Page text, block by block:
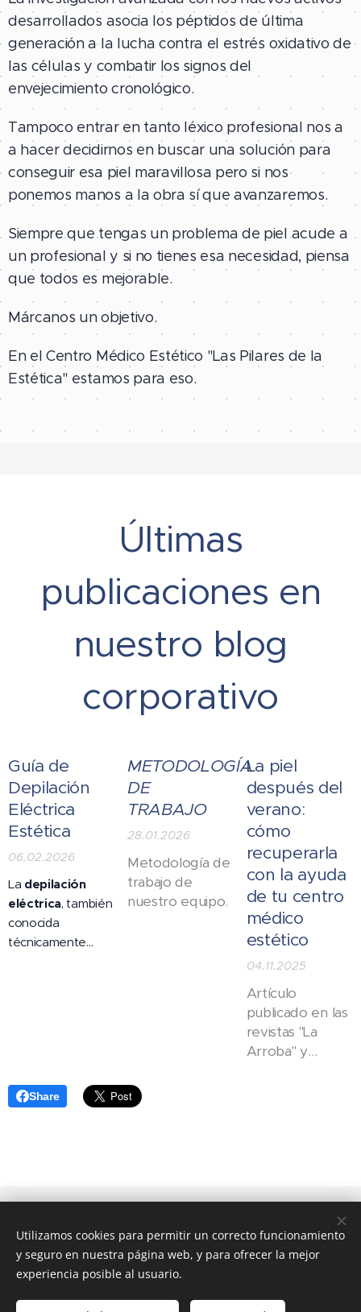
desarrollados asocia los péptidos de última
generación a la lucha contra el estrés oxidativo de
las células y combatir los signos del
envejecimiento cronológico.
Tampoco entrar en tanto léxico profesional nos a
a hacer decidirnos en buscar una solución para
conseguir esa piel maravillosa pero si nos
ponemos manos a la obra sí que avanzaremos.
Siempre que tengas un problema de piel acude a
un profesional y si no tienes esa necesidad, piensa
que todos es mejorable.
Márcanos un objetivo.
En el Centro Médico Estético "Las Pilares de la
Estética" estamos para eso.
Últimas
publicaciones en
nuestro blog
corporativo
Guía de
Depilación
Eléctrica
Estética
06.02.2026
La depilación
eléctrica, también
conocida
técnicamente
definitiva real
METODOLOGÍA
DE
TRABAJO
28.01.2026
Metodología de
trabajo de
nuestro equipo.
La piel
después del
verano:
cómo
recuperarla
con la ayuda
de tu centro
médico
estético
04.11.2025
Artículo
publicado en las
revistas "La
Arroba" y
Share
Cosmética Avanzada| Todos los derechos reservados.
Webnode
Utilizamos cookies para permitir un correcto funcionamiento
y seguro en nuestra página web, y para ofrecer la mejor
experiencia posible al usuario.